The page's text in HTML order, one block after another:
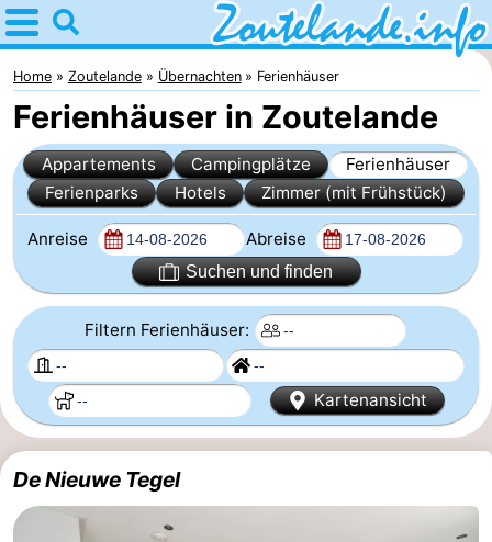
Home
Zoutelande
Tipps
Für
kindern
Webcam
Webcam
Langstraat
Webcam
Strand
Übernachten
Appartements
-
Aparthotel
-
Home Zoutelande Übernachten Ferienhäuser
Ferienhäuser in Zoutelande
Appartements Campingplätze
Ferienhäuser
Ferienparks
Hotels Zimmer (mit Frühstück)
Anreise Abreise
Suchen und finden
Filtern Ferienhäuser:
Kartenansicht
De Nieuwe Tegel